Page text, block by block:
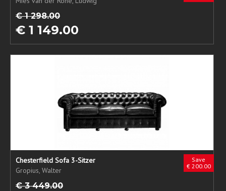
€ 1 298.00
€ 1 149.00
Save
€ 200.00
Chesterfield Sofa 3-Sitzer
Gropius, Walter
€ 3 449.00